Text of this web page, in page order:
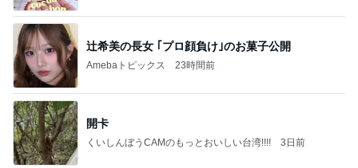
辻希美の長女 ｢プロ顔負け｣のお菓子公開
Amebaトピックス 23時間前
開卡
くいしんぼうCAMのもっとおいしい台湾!!!! 3日前